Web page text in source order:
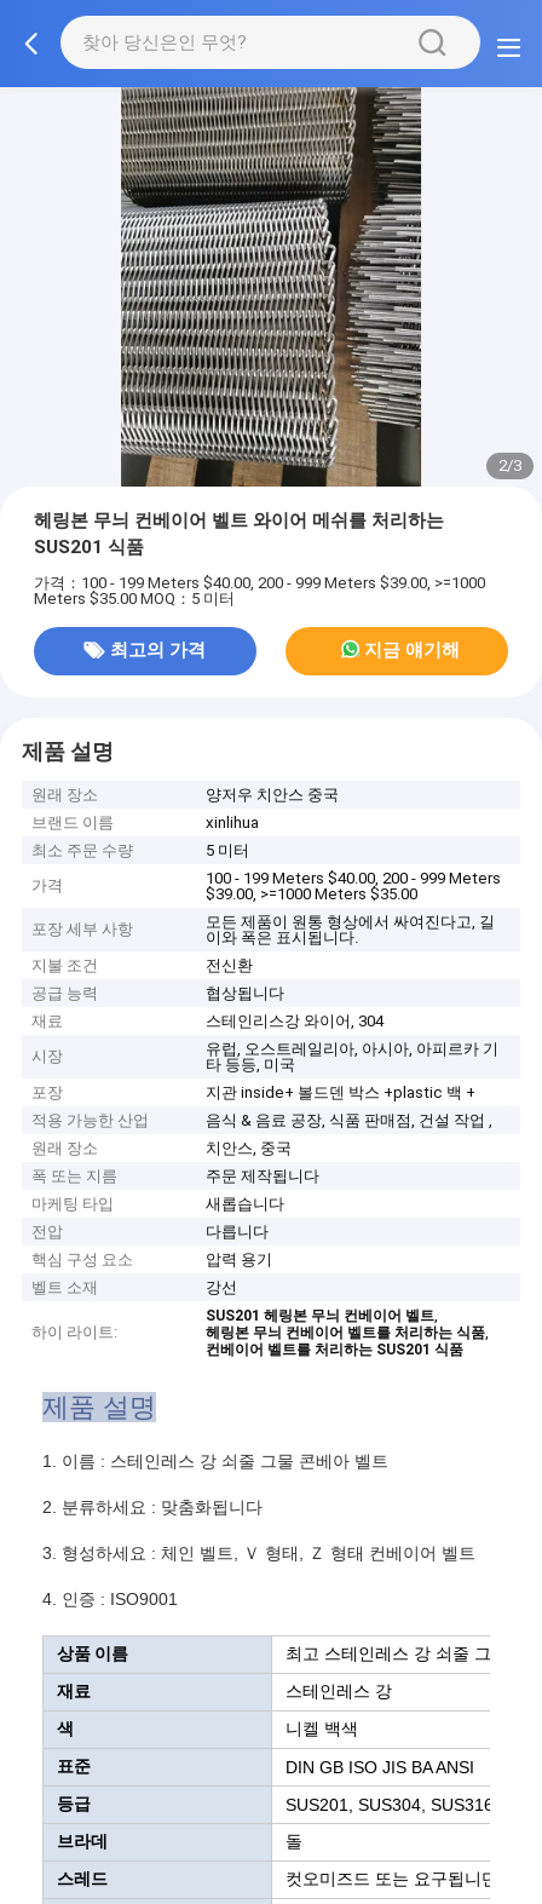
3/3
헤링본 무늬 컨베이어 벨트 와이어 메쉬를 처리하는
SUS201 식품
가격：100 - 199 Meters $40.00, 200 - 999 Meters $39.00, >=1000
Meters $35.00 MOQ：5 미터
최고의 가격 지금 얘기해
제품 설명
원래 장소
양저우 치안스 중국
브랜드 이름
xinlihua
최소 주문 수량
5 미터
가격
100 - 199 Meters $40.00, 200 - 999 Meters
$39.00, >=1000 Meters $35.00
포장 세부 사항
모든 제품이 원통 형상에서 싸여진다고, 길
이와 폭은 표시됩니다.
지불 조건
전신환
공급 능력
협상됩니다
재료
스테인리스강 와이어, 304
시장
유럽, 오스트레일리아, 아시아, 아피르카 기
타 등등, 미국
포장
지관 inside+ 볼드덴 박스 +plastic 백 +
적용 가능한 산업
음식 & 음료 공장, 식품 판매점, 건설 작업 ,
원래 장소
치안스, 중국
폭 또는 지름
주문 제작됩니다
마케팅 타입
새롭습니다
전압
다릅니다
핵심 구성 요소
압력 용기
벨트 소재
강선
하이 라이트:
SUS201 헤링본 무늬 컨베이어 벨트,
헤링본 무늬 컨베이어 벨트를 처리하는 식품,
컨베이어 벨트를 처리하는 SUS201 식품
제품 설명
1. 이름 : 스테인레스 강 쇠줄 그물 콘베아 벨트
2. 분류하세요 : 맞춤화됩니다
3. 형성하세요 : 체인 벨트, Ｖ 형태, Ｚ 형태 컨베이어 벨트
4. 인증 : ISO9001
상품 이름
최고 스테인레스 강 쇠줄 그물 콘
재료
스테인레스 강
색
니켈 백색
표준
DIN GB ISO JIS BA ANSI
등급
SUS201, SUS304, SUS316, A2-
브라데
돌
스레드
컷오미즈드 또는 요구됩니단 것처